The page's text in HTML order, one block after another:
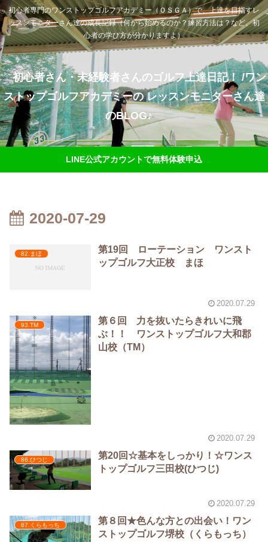
初心者専門のワンストップゴルフアカデミー（ＯＳＧＡ）で、上達を目指すレ
ッスンモニターさん達の成長記録（何から始めるのか？練習方法は？など、初
心者の学び方が分かりますよ）
初心者さん・未経験者さんのゴルフ上達日記！ /ワン
ストップゴルフアカデミーの レッスンモニターさん達
のBLOG♪
LINE公式アカウントで無料体験申込
2020-07-29
82.まほ
第19回 ローテーション ワンスト
ップゴルフ大正校 まほ
2020.07.29
93.TM
第６回 力を抜いたらきれいに飛
ぶ！！ ワンストップゴルフ大和郡
山校（TM）
2020.07.29
86.ひつじ
第20回☆基本をしっかり！☆ワンス
トップゴルフ三田校(ひつじ)
2020.07.29
87.くらもっち
第８回★色んな方との出会い！ワン
ストップゴルフ堺校（くらもっち）